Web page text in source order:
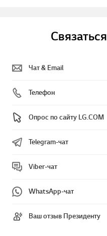
Чат & Email
Телефон
Опрос по сайту LG.COM
Telegram-чат
Viber-чат
WhatsApp-чат
Ваш отзыв Президенту